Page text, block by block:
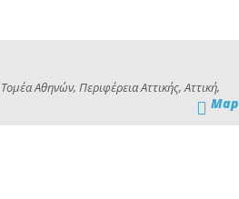
Αθηνών, Περιφέρεια Αττικής, Αττική,
Map